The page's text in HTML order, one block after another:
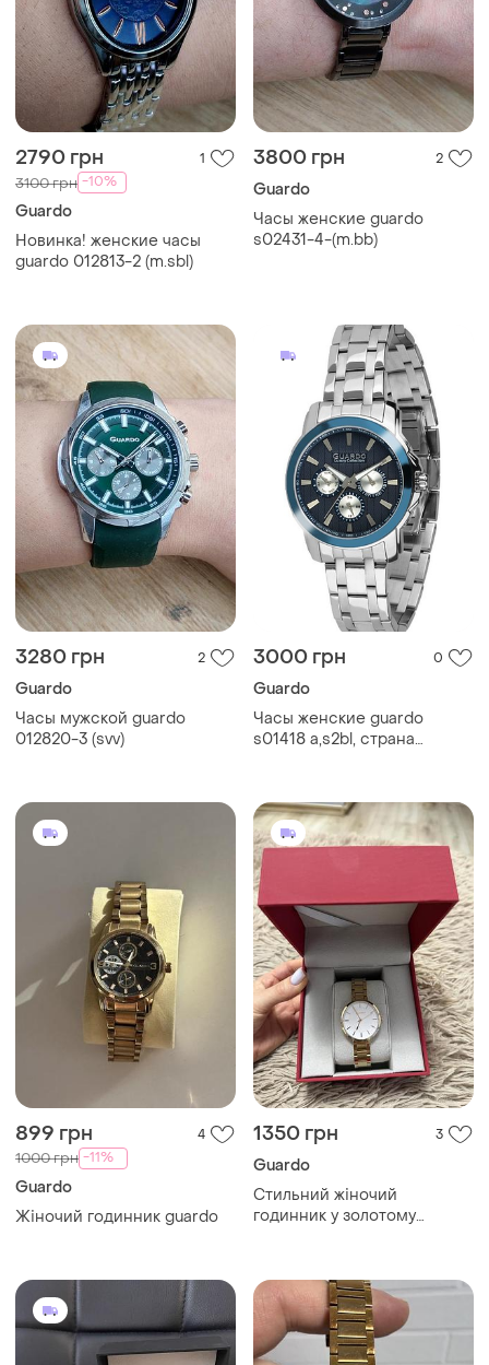
2790 грн 1
3100 грн -10%
Guardo
Новинка! женские часы
guardo 012813-2 (m.sbl)
3800 грн 2
Guardo
Часы женские guardo
s02431-4-(m.bb)
3280 грн 2
Guardo
Часы мужской guardo
012820-3 (svv)
3000 грн 0
Guardo
Часы женские guardo
s01418 a,s2bl, страна
899 грн 4
1000 грн -11%
Guardo
Жіночий годинник guardo
1350 грн 3
Guardo
Стильний жіночий
годинник у золотому